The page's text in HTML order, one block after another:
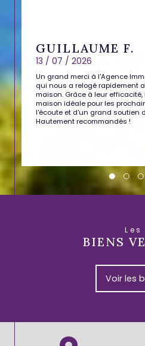
GUILLAUME F.
13 / 07 / 2026
Un grand merci à l'Agence
qui nous a relogé rapidement
maison. Grâce à leur
maison idéale pour les
l'écoute et d'un grand soutien
Hautement recommandés !
Les
BIENS
Voir les